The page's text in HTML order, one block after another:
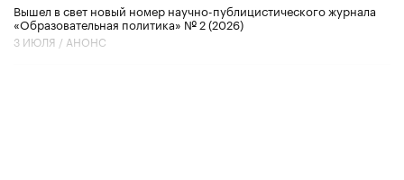
Вышел в свет новый номер научно-публицистического журнала
«Образовательная политика» № 2 (2026)
3 ИЮЛЯ / АНОНС